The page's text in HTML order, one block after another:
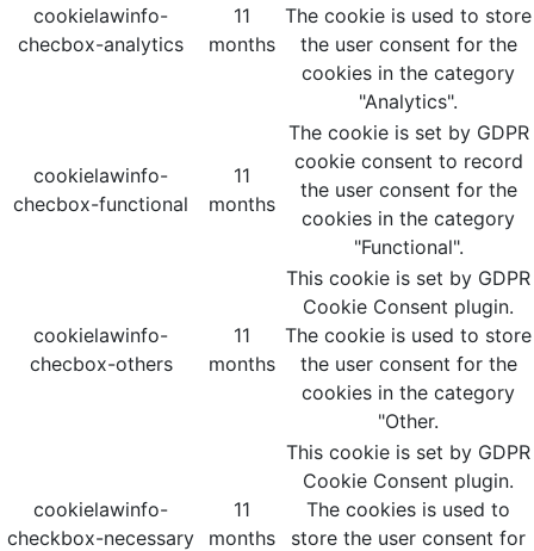
cookielawinfo-
checbox-analytics
11
months
The cookie is used to store
the user consent for the
cookies in the category
"Analytics".
cookielawinfo-
checbox-functional
11
months
The cookie is set by GDPR
cookie consent to record
the user consent for the
cookies in the category
"Functional".
cookielawinfo-
checbox-others
11
months
This cookie is set by GDPR
Cookie Consent plugin.
The cookie is used to store
the user consent for the
cookies in the category
"Other.
cookielawinfo-
checkbox-necessary
11
months
This cookie is set by GDPR
Cookie Consent plugin.
The cookies is used to
store the user consent for